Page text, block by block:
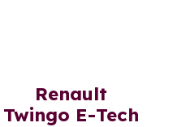
Renault
Twingo E-Tech